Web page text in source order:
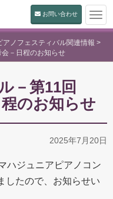
お問い合わせ
アノフェスティバル関連情報 >
－日程のお知らせ
－第11回
のお知らせ
2025年7月20日
ハジュニアピアノコン
したので、お知らせい